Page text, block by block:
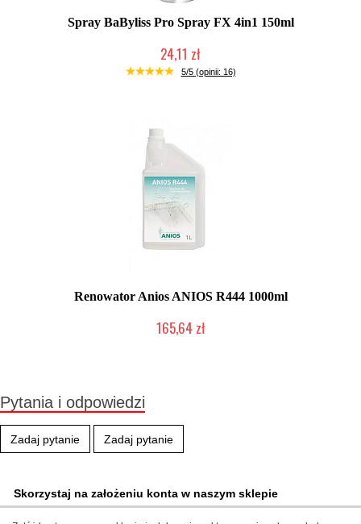
Spray BaByliss Pro Spray FX 4in1 150ml
24,11 zł
Duża ilość (wysyłka w 24h)
5/5 (opinii: 16)
Renowator Anios ANIOS R444 1000ml
165,64 zł
Pytania i odpowiedzi
Zadaj pytanie Zadaj pytanie
Skorzystaj na założeniu konta w naszym sklepie